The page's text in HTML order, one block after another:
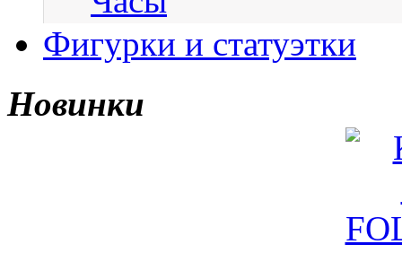
Фигурки и статуэтки
Новинки